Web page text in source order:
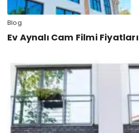
Blog
Ev Aynalı Cam Filmi Fiyatları